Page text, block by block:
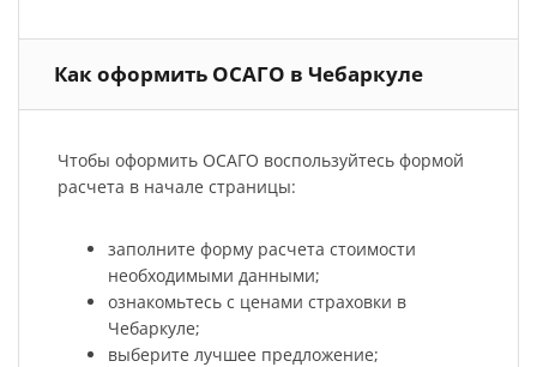
Как оформить ОСАГО в Чебаркуле
Чтобы оформить ОСАГО воспользуйтесь формой
расчета в начале страницы:
заполните форму расчета стоимости
необходимыми данными;
ознакомьтесь с ценами страховки в
Чебаркуле;
выберите лучшее предложение;